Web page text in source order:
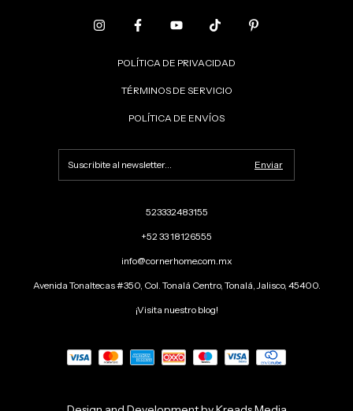
POLÍTICA DE PRIVACIDAD
TÉRMINOS DE SERVICIO
POLÍTICA DE ENVÍOS
523332483155
+52 33 18126555
info@cornerhome.com.mx
Avenida Tonaltecas #350, Col. Tonalá Centro, Tonalá, Jalisco, 45400.
¡Visita nuestro blog!